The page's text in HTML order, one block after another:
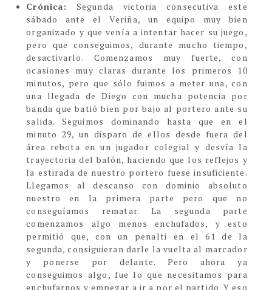
Crónica:
Segunda victoria consecutiva este
sábado ante el Veriña, un equipo muy bien
organizado y que venía a intentar hacer su juego,
pero que conseguimos, durante mucho tiempo,
desactivarlo. Comenzamos muy fuerte, con
ocasiones muy claras durante los primeros 10
minutos, pero que sólo fuimos a meter una, con
una llegada de Diego con mucha potencia por
banda que batió bien por bajo al portero ante su
salida. Seguimos dominando hasta que en el
minuto 29, un disparo de ellos desde fuera del
área rebota en un jugador colegial y desvía la
trayectoria del balón, haciendo que los reflejos y
la estirada de nuestro portero fuese insuficiente.
Llegamos al descanso con dominio absoluto
nuestro en la primera parte pero que no
conseguíamos rematar. La segunda parte
comenzamos algo menos enchufados, y esto
permitió que, con un penalti en el 61 de la
segunda, consiguieran darle la vuelta al marcador
y ponerse por delante. Pero ahora ya
conseguimos algo, fue lo que necesitamos para
enchufarnos y empezar a ir a por el partido. Y eso